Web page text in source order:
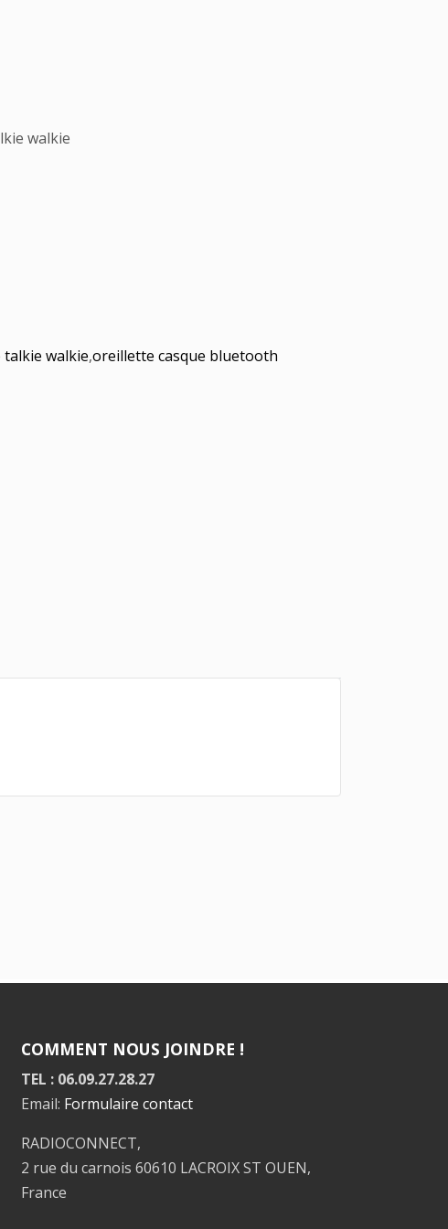
walkie
talkie walkie,oreillette casque bluetooth
COMMENT NOUS JOINDRE !
TEL : 06.09.27.28.27
Email: Formulaire contact
RADIOCONNECT,
2 rue du carnois 60610 LACROIX ST OUEN,
France